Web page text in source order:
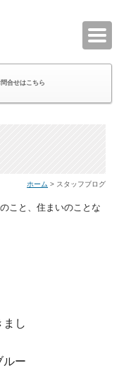
合せはこちら
ホーム > スタッフブログ
こと、住まいのことな
まし
ルー